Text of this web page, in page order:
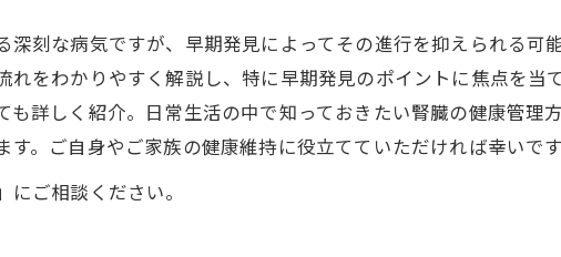
刻な病気ですが、早期発見によってその進行を抑えられる可
をわかりやすく解説し、特に早期発見のポイントに焦点を当
詳しく紹介。日常生活の中で知っておきたい腎臓の健康管理
。ご自身やご家族の健康維持に役立てていただければ幸いです
ご相談ください。